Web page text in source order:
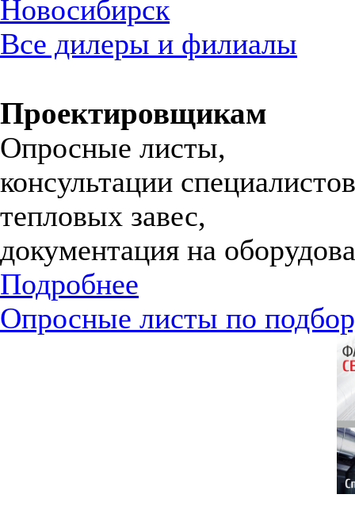
Новосибирск
Все дилеры и филиалы
Проектировщикам
Опросные листы,
консультации
тепловых завес,
документация на
Подробнее
Опросные листы по